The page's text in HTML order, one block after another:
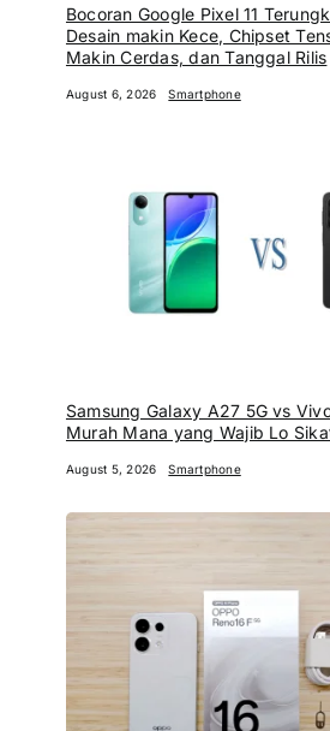
Bocoran Google Pixel 11
Desain makin Kece, Chipset
Makin Cerdas, dan Tanggal Rilis
August 6, 2026 Smartphone
Samsung Galaxy A27 5G vs
Murah Mana yang Wajib Lo
August 5, 2026 Smartphone